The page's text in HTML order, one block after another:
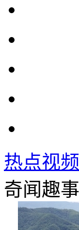
热点视频
奇闻趣事